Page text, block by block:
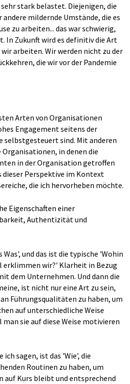
stark belastet. Diejenigen, die
mildernde Umstände, die es
zu arbeiten... das war schwierig,
In Zukunft wird es definitiv die Art
wir arbeiten. Wir werden nicht zu der
die wir vor der Pandemie
Arten von Organisationen
Engagement seitens der
selbstgesteuert sind. Mit anderen
in denen die
in der Organisation getroffen
dieser Perspektive im Kontext
die ich hervorheben möchte.
Eigenschaften einer
Authentizität und
und das ist die typische 'Wohin
erklimmen wir?' Klarheit in Bezug
dem Unternehmen. Und dann die
ist nicht nur eine Art zu sein,
Führungsqualitäten zu haben, um
auf unterschiedliche Weise
sie auf diese Weise motivieren
sagen, ist das 'Wie', die
Routinen zu haben, um
auf Kurs bleibt und entsprechend